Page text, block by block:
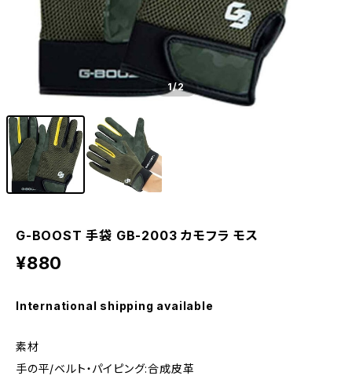
1/2
G-BOOST 手袋 GB-2003 カモフラ モス
¥880
International shipping available
素材
手の平/ベルト・パイピング:合成皮革